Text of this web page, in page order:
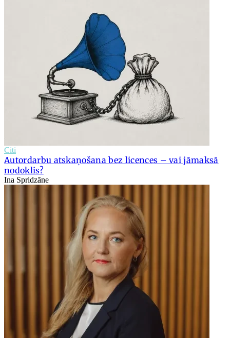
Citi
Autordarbu atskaņošana bez licences – vai jāmaksā
nodoklis?
Ina Spridzāne